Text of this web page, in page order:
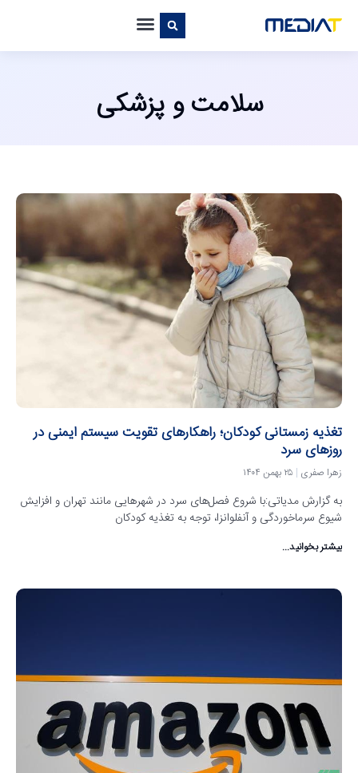
سلامت و پزشکی
تغذیه زمستانی کودکان؛ راهکارهای تقویت سیستم ایمنی در
روزهای سرد
زهرا صفری ۲۵ بهمن ۱۴۰۴
به گزارش مدیاتی:با شروع فصل‌های سرد در شهرهایی مانند تهران و افزایش
شیوع سرماخوردگی و آنفلوانزا، توجه به تغذیه کودکان
بیشتر بخوانید...